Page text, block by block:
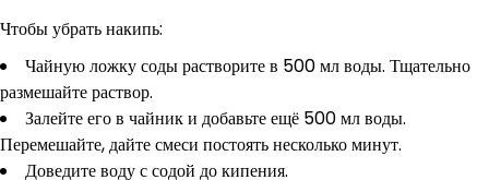
Чтобы убрать накипь:
Чайную ложку соды растворите в 500 мл воды. Тщательно
размешайте раствор.
Залейте его в чайник и добавьте ещё 500 мл воды.
Перемешайте, дайте смеси постоять несколько минут.
Доведите воду с содой до кипения.